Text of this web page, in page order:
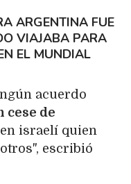
ARGENTINA FUE
VIAJABA PARA
EL MUNDIAL
acuerdo
cese de
israelí quien
escribió